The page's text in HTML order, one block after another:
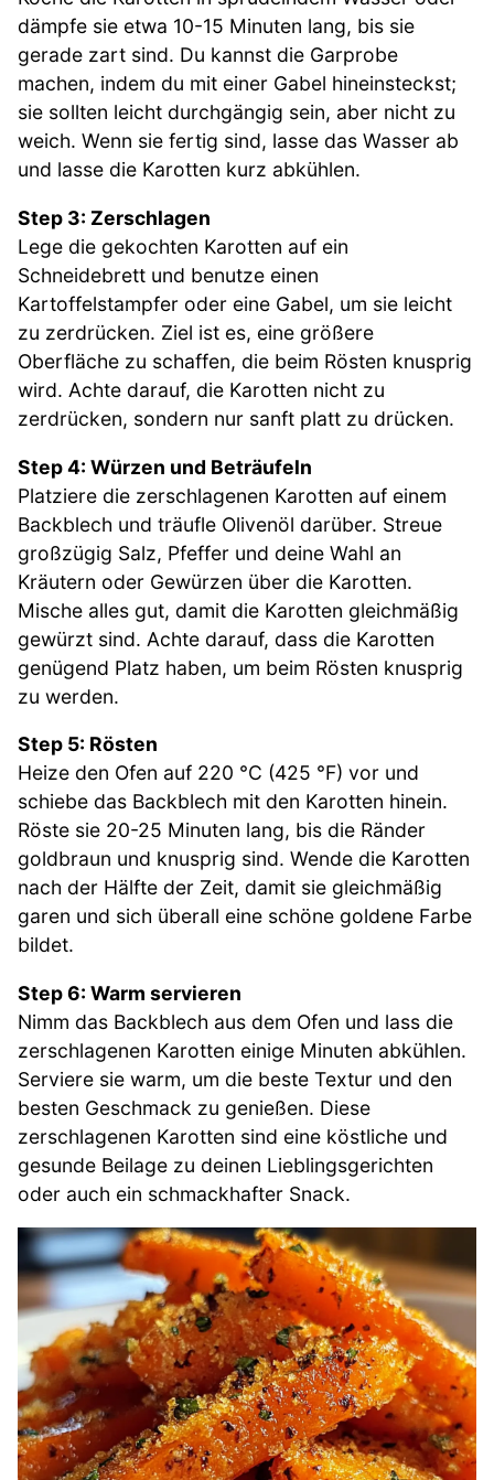
dämpfe sie etwa 10-15 Minuten lang, bis sie
gerade zart sind. Du kannst die Garprobe
machen, indem du mit einer Gabel hineinsteckst;
sie sollten leicht durchgängig sein, aber nicht zu
weich. Wenn sie fertig sind, lasse das Wasser ab
und lasse die Karotten kurz abkühlen.
Step 3: Zerschlagen
Lege die gekochten Karotten auf ein
Schneidebrett und benutze einen
Kartoffelstampfer oder eine Gabel, um sie leicht
zu zerdrücken. Ziel ist es, eine größere
Oberfläche zu schaffen, die beim Rösten knusprig
wird. Achte darauf, die Karotten nicht zu
zerdrücken, sondern nur sanft platt zu drücken.
Step 4: Würzen und Beträufeln
Platziere die zerschlagenen Karotten auf einem
Backblech und träufle Olivenöl darüber. Streue
großzügig Salz, Pfeffer und deine Wahl an
Kräutern oder Gewürzen über die Karotten.
Mische alles gut, damit die Karotten gleichmäßig
gewürzt sind. Achte darauf, dass die Karotten
genügend Platz haben, um beim Rösten knusprig
zu werden.
Step 5: Rösten
Heize den Ofen auf 220 °C (425 °F) vor und
schiebe das Backblech mit den Karotten hinein.
Röste sie 20-25 Minuten lang, bis die Ränder
goldbraun und knusprig sind. Wende die Karotten
nach der Hälfte der Zeit, damit sie gleichmäßig
garen und sich überall eine schöne goldene Farbe
bildet.
Step 6: Warm servieren
Nimm das Backblech aus dem Ofen und lass die
zerschlagenen Karotten einige Minuten abkühlen.
Serviere sie warm, um die beste Textur und den
besten Geschmack zu genießen. Diese
zerschlagenen Karotten sind eine köstliche und
gesunde Beilage zu deinen Lieblingsgerichten
oder auch ein schmackhafter Snack.